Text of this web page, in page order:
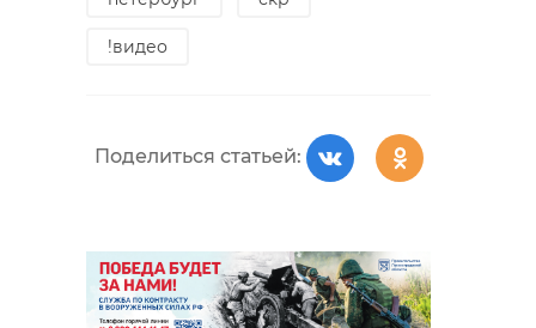
!видео
Поделиться статьей: